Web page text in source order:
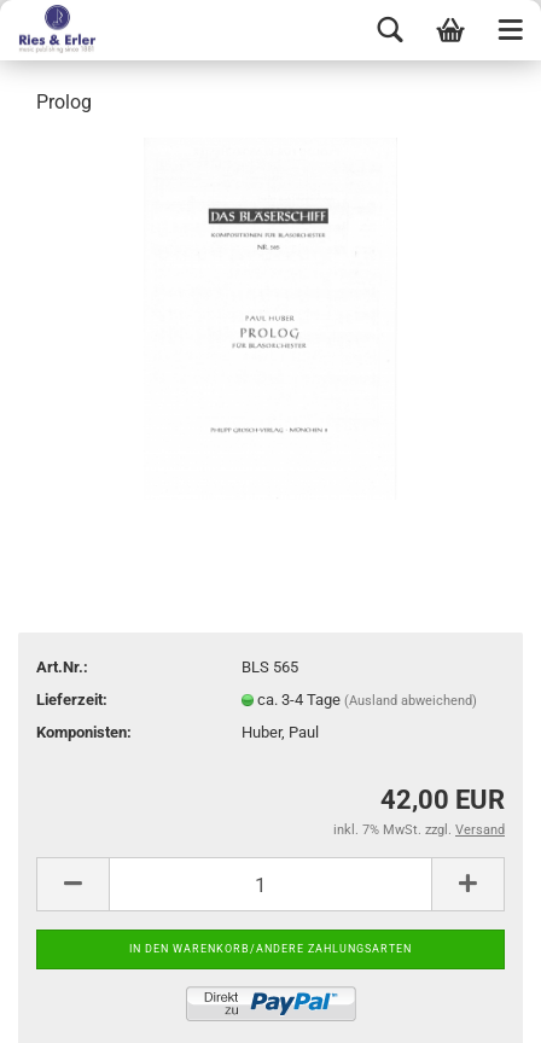
Prolog
Art.Nr.:
BLS 565
Lieferzeit:
ca. 3-4 Tage(Ausland abweichend)
Komponisten: Huber, Paul
42,00 EUR
inkl. 7% MwSt. zzgl. Versand